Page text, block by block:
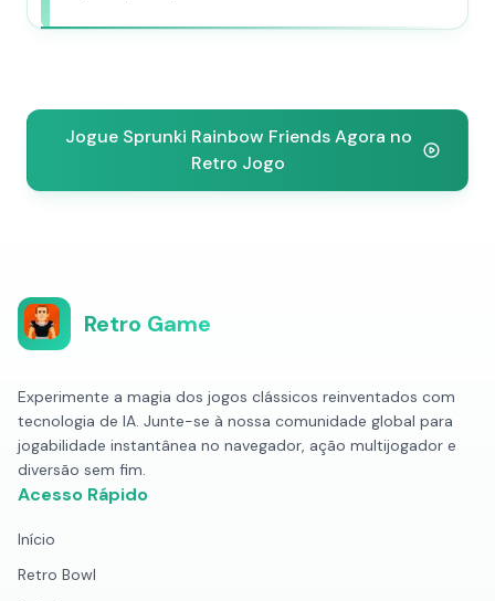
Jogue Sprunki Rainbow Friends Agora no
Retro Jogo
Retro Game
Experimente a magia dos jogos clássicos reinventados com
tecnologia de IA. Junte-se à nossa comunidade global para
jogabilidade instantânea no navegador, ação multijogador e
diversão sem fim.
Acesso Rápido
Início
Retro Bowl